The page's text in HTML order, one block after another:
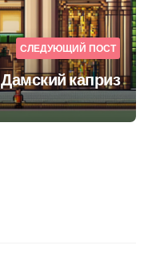
СЛЕДУЮЩИЙ ПОСТ
Дамский каприз